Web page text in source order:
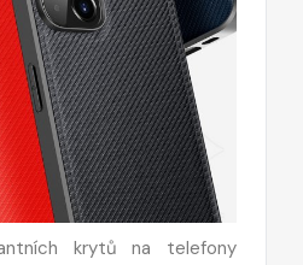
krytů na telefony